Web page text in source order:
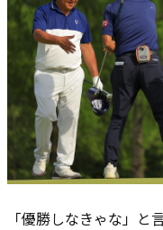
「優勝しなきゃな」と